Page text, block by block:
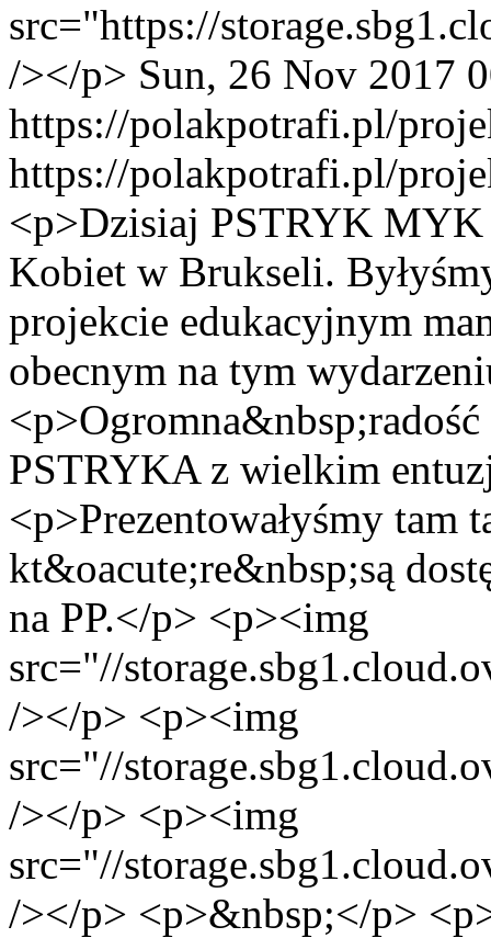
src="https://
/></p> Sun, 26 Nov 2017
https://polakpotrafi.pl/
https://polakpotrafi.pl/
<p>Dzisiaj PSTRYK MYK
Kobiet w Brukseli.
projekcie edukacyjnym
obecnym na tym
PSTRYKA z wielkim
<p>Prezentowałyśmy tam
kt&oacute;re&nbsp;są
na PP.</p> <p><img
src="//
/></p> <p><img
src="//
/></p> <p><img
src="//
/></p> <p>&nbsp;</p>